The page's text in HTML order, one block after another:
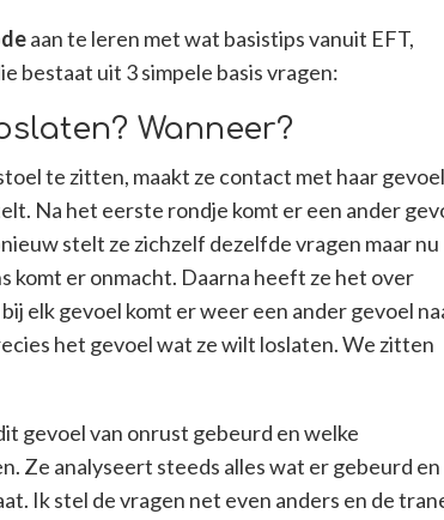
aan te leren met wat basistips vanuit EFT,
bestaat uit 3 simpele basis vragen:
Wanneer?
te zitten, maakt ze contact met haar gevoel
Na het eerste rondje komt er een ander
stelt ze zichzelf dezelfde vragen maar nu
komt er onmacht. Daarna heeft ze het over
elk gevoel komt er weer een ander gevoel
het gevoel wat ze wilt loslaten. We zitten
gevoel van onrust gebeurd en welke
Ze analyseert steeds alles wat er gebeurd en
Ik stel de vragen net even anders en de